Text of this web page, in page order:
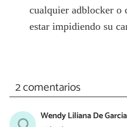
cualquier adblocker o
estar impidiendo su
2 comentarios
Wendy Liliana De Garcia